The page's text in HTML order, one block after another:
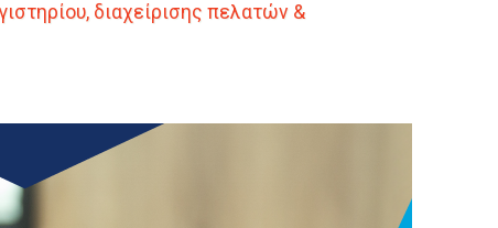
διαχείρισης πελατών &